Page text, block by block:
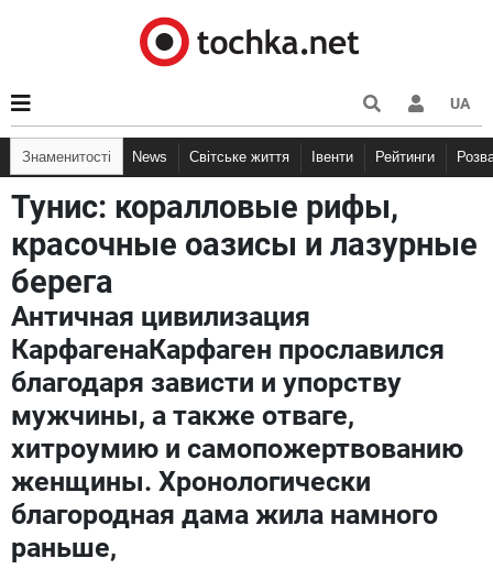
UA
Знаменитості News Світське життя Івенти Рейтинги
Тунис: коралловые рифы,
красочные оазисы и лазурные
берега
Античная цивилизация
КарфагенаКарфаген прославился
благодаря зависти и упорству
мужчины, а также отваге,
хитроумию и самопожертвованию
женщины. Хронологически
благородная дама жила намного
раньше,